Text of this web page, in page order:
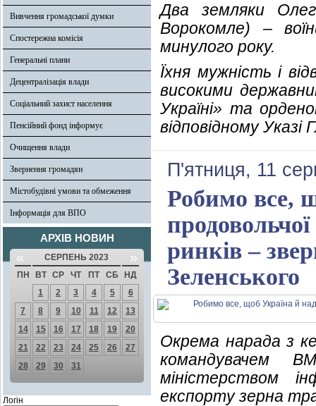
Вивчення громадської думки
Спостережна комісія
Генеральні плани
Децентралізація влади
Соціальний захист населення
Пенсійний фонд інформує
Очищення влади
Звернення громадян
Містобудівні умови та обмеження
Інформація для ВПО
АРХІВ НОВИН
« СЕРПЕНЬ 2023 »
ПН ВТ СР ЧТ ПТ СБ
НД
1
2 3 4 5
6
7
8 9 10 11 12
13
14
15 16 17 18 19
20
21
22 23 24 25 26
27
28
29 30 31
Логін
Два земляки
Ворокомле) –
минулого року.
Їхня мужність і
високими
Україні» та
відповідному Указі
П'ятниця, 11
Робимо все,
ринків –
Зеленського
Окрема нарада з
командувачем
міністерством
експорту зерна